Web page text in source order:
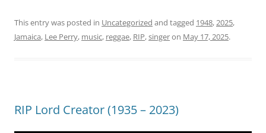
This entry was posted in Uncategorized and tagged 1948,2025,
Jamaica, Lee Perry, music, reggae, RIP,singeron May 17, 2025.
RIP Lord Creator (1935 – 2023)